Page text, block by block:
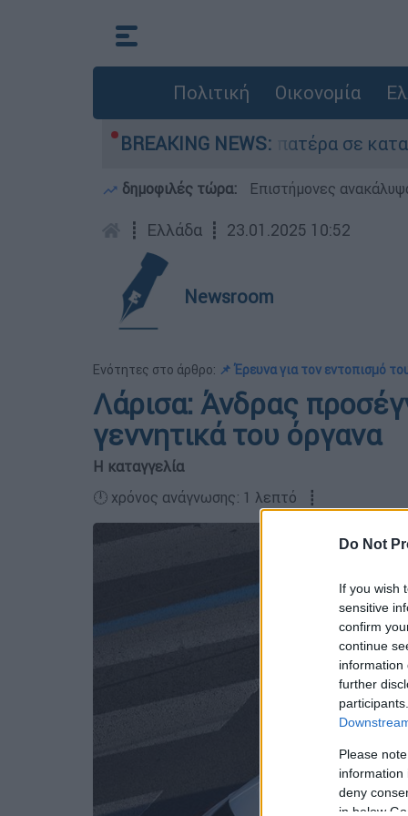
Do Not
If you wish
sensitive
confirm
continue
information
further
Please
information
deny
in below
Πολιτική Οικονομία
BREAKING NEWS:
που είχε τον νεκρό του πατέρα σε
δημοφιλές τώρα: Επιστήμονες
┋ Ελλάδα ┋ 23.01.2025 10:52
Newsroom
Ενότητες στο άρθρο: 📌 Έρευνα για τον εντοπισμό
Λάρισα: Άνδρας
γεννητικά του όργανα
Η καταγγελία
🕛 χρόνος ανάγνωσης: 1 λεπτό ┋